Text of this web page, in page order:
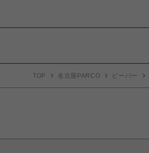
TOP 名古屋PARCO ビーバー